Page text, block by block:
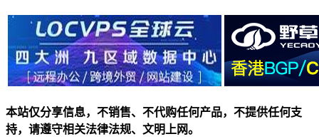
本站仅分享信息，不销售、不代购任何产品，不提供任何支
持，请遵守相关法律法规、文明上网。